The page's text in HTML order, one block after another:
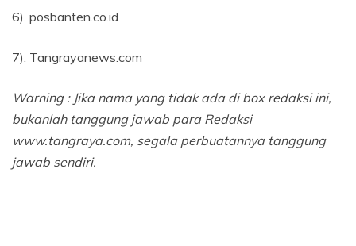
6). posbanten.co.id
7). Tangrayanews.com
Warning : Jika nama yang tidak ada di box redaksi ini,
bukanlah tanggung jawab para Redaksi
www.tangraya.com, segala perbuatannya tanggung
jawab sendiri.